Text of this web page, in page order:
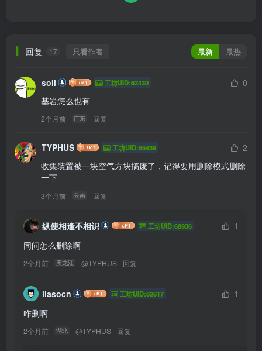
回复 17 只看作者 最新 最热
soil 工坊UID:62430
0
基岩怎么也有
2个月前 广东 回复
TYPHUS 工坊UID:65439
2
收集装置被一块空气方块搞废了，记得要用删除模式删除
一下
3个月前 云南 回复
纵使相逢不相识 工坊UID:68936
1
同问怎么删除啊
2个月前 黑龙江 @TYPHUS 回复
liasocn 工坊UID:62617
1
咋删啊
2个月前 湖北 @TYPHUS 回复